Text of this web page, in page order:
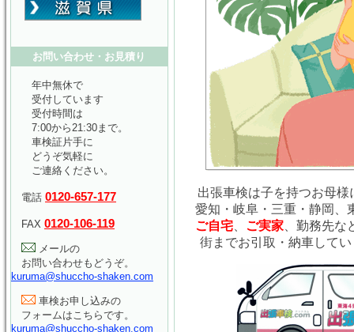
出張車検は子を持つお母様
愛知・岐阜・三重・静岡、
ご自宅
ご実家 、勤務先な
街までお引取・納車してい
お問い合わせ・お見積り
年中無休で
受付しています
受付時間は
7:00から21:30まで。
車検証片手に
どうぞ気軽に
ご連絡ください。
電話 0120-657-177
FAX 0120-106-119
メールの
お問い合わせもどうぞ。
kuruma@shuccho-shaken.com
車検お申し込みの
フォームはこちらです。
kuruma@shuccho-shaken.com